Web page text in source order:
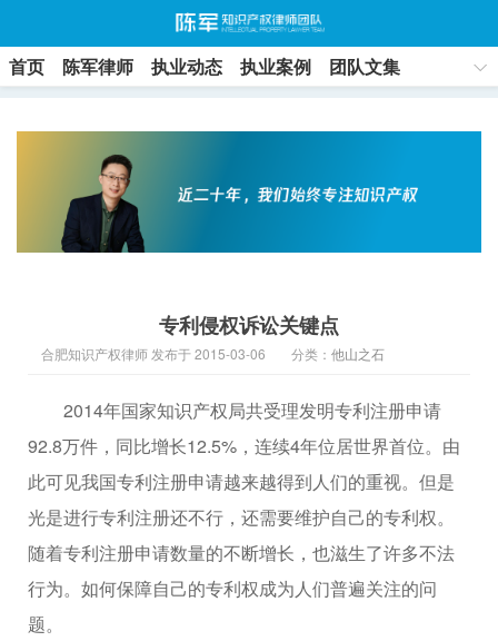
首页 陈军律师 执业动态 执业案例
团队文集
专利侵权诉讼关键点
合肥知识产权律师 发布于 2015-03-06 分类： 他山之石
2014年国家知识产权局共受理发明专利注册申请
92.8万件，同比增长12.5%，连续4年位居世界首位。由
此可见我国专利注册申请越来越得到人们的重视。但是
光是进行专利注册还不行，还需要维护自己的专利权。
随着专利注册申请数量的不断增长，也滋生了许多不法
行为。如何保障自己的专利权成为人们普遍关注的问
题。